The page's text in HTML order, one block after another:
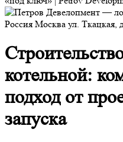
Россия Москва ул. Ткацкая,
котельной:
подход от
запуска